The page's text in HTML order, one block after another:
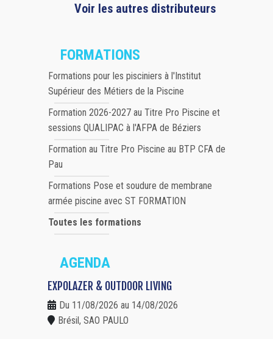
Voir les autres distributeurs
FORMATIONS
Formations pour les pisciniers à l'Institut
Supérieur des Métiers de la Piscine
Formation 2026-2027 au Titre Pro Piscine et
sessions QUALIPAC à l'AFPA de Béziers
Formation au Titre Pro Piscine au BTP CFA de
Pau
Formations Pose et soudure de membrane
armée piscine avec ST FORMATION
Toutes les formations
AGENDA
EXPOLAZER & OUTDOOR LIVING
Du 11/08/2026 au 14/08/2026
Brésil, SAO PAULO